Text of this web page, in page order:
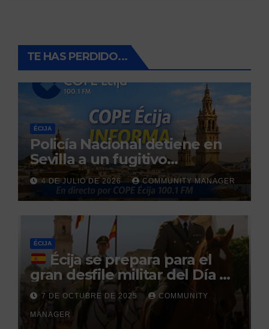
TE HAS PERDIDO...
ÉCIJA
Policía Nacional detiene en
Sevilla a un fugitivo
reclamado por narcotráfico
tras no regresar a prisión
durante un permiso
penitenciario
4 DE JULIO DE 2026 COMMUNITY MANAGER
ÉCIJA
Écija se prepara para el
gran desfile militar del Día de
la Hispanidad organizado por
el Centro Militar de Cría
Caballar
7 DE OCTUBRE DE 2025 COMMUNITY
MANAGER